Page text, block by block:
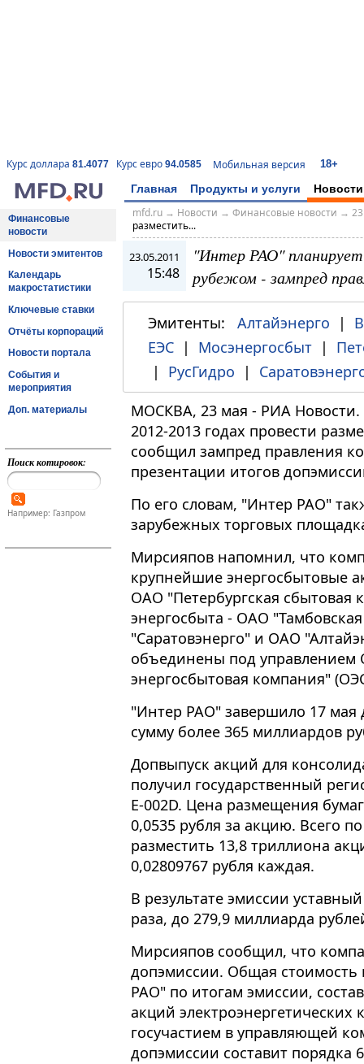
Курс доллара 81.4077 Курс евро 94.0585 Мобильная версия 18+
Главная Продукты и услуги Новости
Финансовые
новости
Новости эмитентов
Календарь
макростатистики
Ключевые ставки
Отчёты корпораций
Новости портала
События и
мероприятия
Доп. материалы
Поиск котировок:
Например: Газпром
mfd.ru→ Новости → Финансовые новости →
разместить...
23.05.2011
15:48
"Интер РАО" планирует
рубежом - зампред
Эмитенты: Алтайэнерго |
ЕЭС | Мосэнергосбыт |
| РусГидро |
МОСКВА, 23 мая - РИА
2012-2013 годах провести
сообщил зампред правления
презентации итогов
По его словам, "Интер РАО"
зарубежных торговых
Мирсияпов напомнил, что
крупнейшие энергосбытовые
ОАО "Петербургская сбытовая
энергосбыта - ОАО
"Саратовэнерго" и ОАО
объединены под
энергосбытовая компания"
"Интер РАО" завершило 17 мая
сумму более 365 миллиардов
Допвыпуск акций для
получил государственный
Е-002D. Цена размещения
0,0535 рубля за акцию. Всего
разместить 13,8 триллиона
0,02809767 рубля каждая.
В результате эмиссии
раза, до 279,9 миллиарда
Мирсияпов сообщил, что
допэмиссии. Общая
РАО" по итогам эмиссии,
акций
госучастием в управляющей
допэмиссии составит порядка